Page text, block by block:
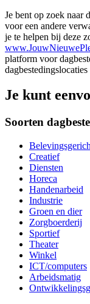
Je bent op zoek naar
voor een andere
je te helpen bij deze
platform voor
Je kunt
Soorten
Creatief
Diensten
Horeca
Handenarbeid
Industrie
Groen en dier
Zorgboerderij
Sportief
Theater
Winkel
ICT/computers
Arbeidsmatig